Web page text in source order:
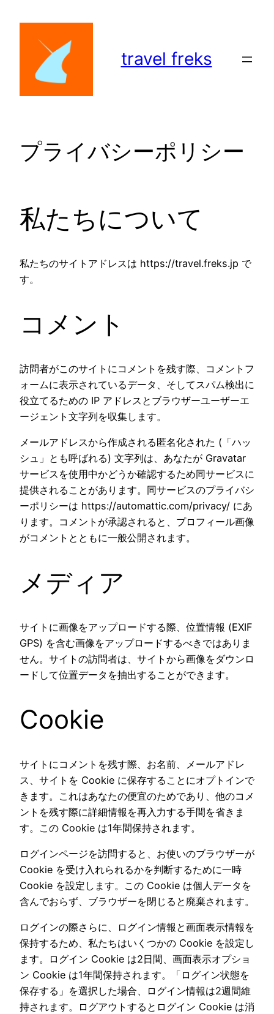
travel freks
プライバシーポリシー
私たちについて
私たちのサイトアドレスは https://travel.freks.jp で
す。
コメント
訪問者がこのサイトにコメントを残す際、コメントフ
ォームに表示されているデータ、そしてスパム検出に
役立てるための IP アドレスとブラウザーユーザーエ
ージェント文字列を収集します。
メールアドレスから作成される匿名化された (「ハッ
シュ」とも呼ばれる) 文字列は、あなたが Gravatar
サービスを使用中かどうか確認するため同サービスに
提供されることがあります。同サービスのプライバシ
ーポリシーは https://automattic.com/privacy/ にあ
ります。コメントが承認されると、プロフィール画像
がコメントとともに一般公開されます。
メディア
サイトに画像をアップロードする際、位置情報 (EXIF
GPS) を含む画像をアップロードするべきではありま
せん。サイトの訪問者は、サイトから画像をダウンロ
ードして位置データを抽出することができます。
Cookie
サイトにコメントを残す際、お名前、メールアドレ
ス、サイトを Cookie に保存することにオプトインで
きます。これはあなたの便宜のためであり、他のコメ
ントを残す際に詳細情報を再入力する手間を省きま
す。この Cookie は1年間保持されます。
ログインページを訪問すると、お使いのブラウザーが
Cookie を受け入れられるかを判断するために一時
Cookie を設定します。この Cookie は個人データを
含んでおらず、ブラウザーを閉じると廃棄されます。
ログインの際さらに、ログイン情報と画面表示情報を
保持するため、私たちはいくつかの Cookie を設定し
ます。ログイン Cookie は2日間、画面表示オプショ
ン Cookie は1年間保持されます。「ログイン状態を
保存する」を選択した場合、ログイン情報は2週間維
持されます。ログアウトするとログイン Cookie は消